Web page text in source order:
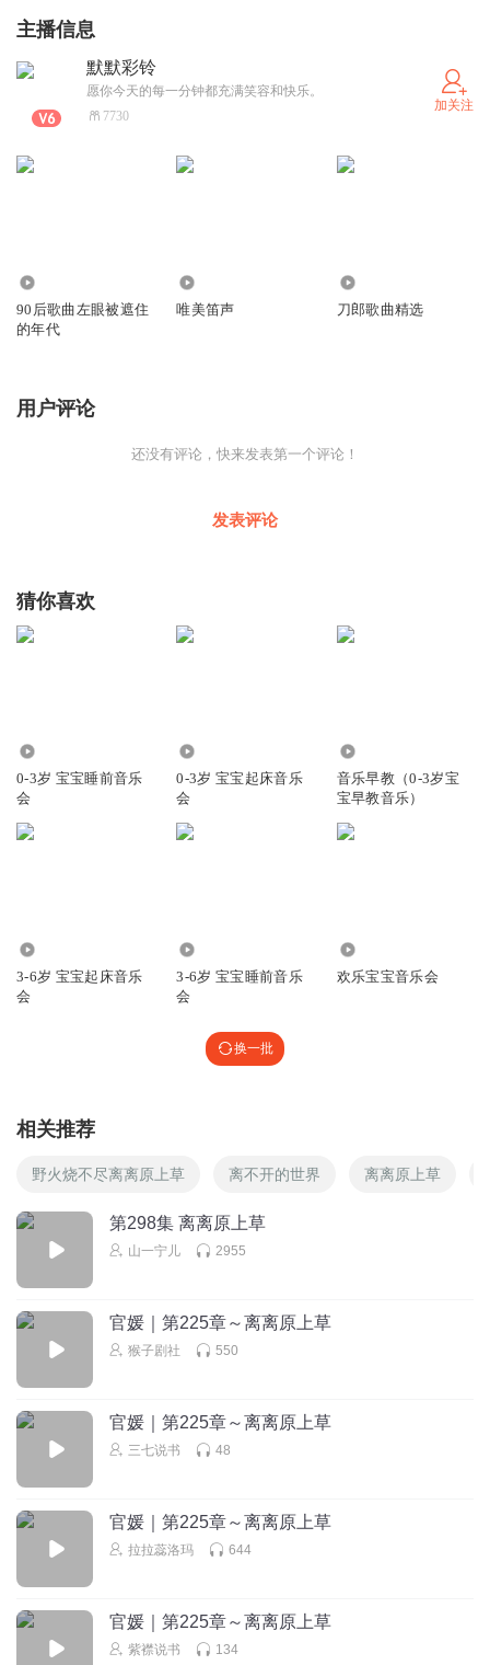
主播信息
默默彩铃
愿你今天的每一分钟都充满笑容和快乐。
7730
加关注
90后歌曲左眼被遮住
的年代
唯美笛声 刀郎歌曲精选
用户评论
还没有评论，快来发表第一个评论！
发表评论
猜你喜欢
0-3岁 宝宝睡前音乐
会
0-3岁 宝宝起床音乐
会
音乐早教（0-3岁宝
宝早教音乐）
3-6岁 宝宝起床音乐
会
3-6岁 宝宝睡前音乐
会
欢乐宝宝音乐会
换一批
相关推荐
野火烧不尽离离原上草 离不开的世界 离离原上草
第298集 离离原上草
山一宁儿 2955
官媛｜第225章～离离原上草
猴子剧社 550
官媛｜第225章～离离原上草
三七说书 48
官媛｜第225章～离离原上草
拉拉蕊洛玛 644
官媛｜第225章～离离原上草
紫襟说书 134